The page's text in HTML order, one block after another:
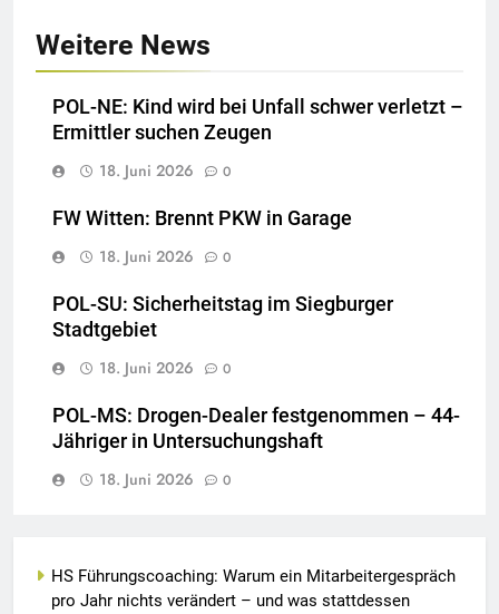
Weitere News
POL-NE: Kind wird bei Unfall schwer verletzt –
Ermittler suchen Zeugen
18. Juni 2026
0
FW Witten: Brennt PKW in Garage
18. Juni 2026
0
POL-SU: Sicherheitstag im Siegburger
Stadtgebiet
18. Juni 2026
0
POL-MS: Drogen-Dealer festgenommen – 44-
Jähriger in Untersuchungshaft
18. Juni 2026
0
HS Führungscoaching: Warum ein Mitarbeitergespräch
pro Jahr nichts verändert – und was stattdessen